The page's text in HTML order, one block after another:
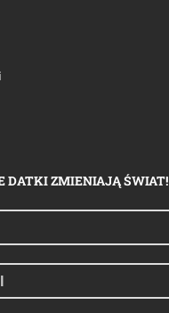
DATKI ZMIENIAJĄ ŚWIAT!